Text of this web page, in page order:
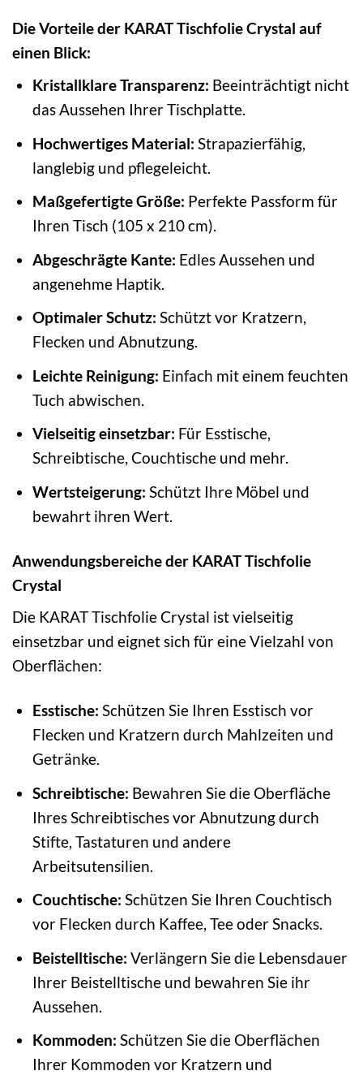
Die Vorteile der KARAT Tischfolie Crystal auf
einen Blick:
Kristallklare Transparenz: Beeinträchtigt nicht
das Aussehen Ihrer Tischplatte.
Hochwertiges Material: Strapazierfähig,
langlebig und pflegeleicht.
Maßgefertigte Größe: Perfekte Passform für
Ihren Tisch (105 x 210 cm).
Abgeschrägte Kante: Edles Aussehen und
angenehme Haptik.
Optimaler Schutz: Schützt vor Kratzern,
Flecken und Abnutzung.
Leichte Reinigung: Einfach mit einem feuchten
Tuch abwischen.
Vielseitig einsetzbar: Für Esstische,
Schreibtische, Couchtische und mehr.
Wertsteigerung: Schützt Ihre Möbel und
bewahrt ihren Wert.
Anwendungsbereiche der KARAT Tischfolie
Crystal
Die KARAT Tischfolie Crystal ist vielseitig
einsetzbar und eignet sich für eine Vielzahl von
Oberflächen:
Esstische: Schützen Sie Ihren Esstisch vor
Flecken und Kratzern durch Mahlzeiten und
Getränke.
Schreibtische: Bewahren Sie die Oberfläche
Ihres Schreibtisches vor Abnutzung durch
Stifte, Tastaturen und andere
Arbeitsutensilien.
Couchtische: Schützen Sie Ihren Couchtisch
vor Flecken durch Kaffee, Tee oder Snacks.
Beistelltische: Verlängern Sie die Lebensdauer
Ihrer Beistelltische und bewahren Sie ihr
Aussehen.
Kommoden: Schützen Sie die Oberflächen
Ihrer Kommoden vor Kratzern und